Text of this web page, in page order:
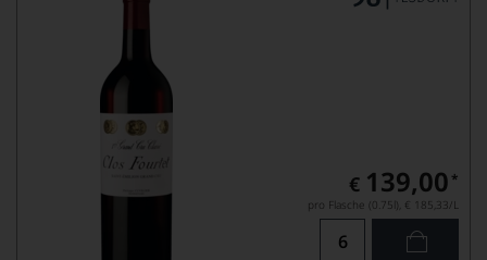
€ 139,00 *
pro Flasche (0.75l), € 185,33/L